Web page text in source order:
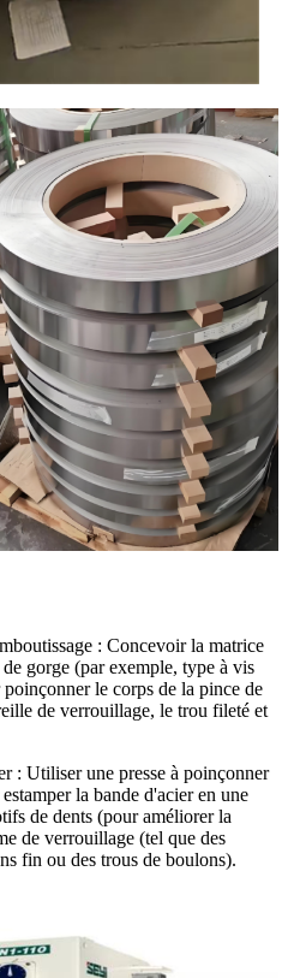
: Concevoir la matrice
gorge (par exemple, type à vis
le corps de la pince de
de verrouillage, le trou fileté et
: Utiliser une presse à poinçonner
la bande d'acier en une
de dents (pour améliorer la
de verrouillage (tel que des
fin ou des trous de boulons).